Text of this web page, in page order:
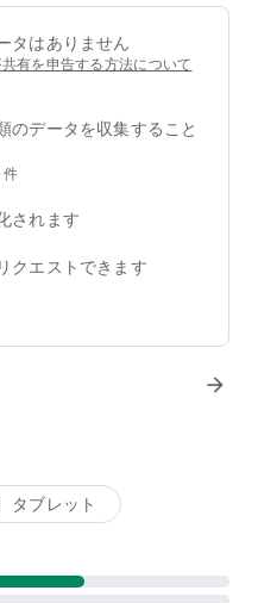
通知を受け取ることも可
ノーボードライフにぴった
ょう！
可能！」
可能となります。
わかる機能です。現在地マ
しむことができます。
合わせも簡単！
タはありません
有を申告する方法について
のデータを収集すること
件
されます
クエストできます
arrow_forward
タブレット